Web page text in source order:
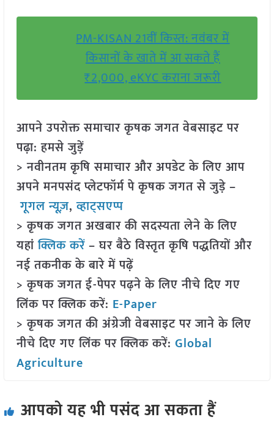
PM-KISAN 21वीं किस्त: नवंबर में
किसानों के खाते में आ सकते हैं
₹2,000, eKYC कराना जरूरी
आपने उपरोक्त समाचार कृषक जगत वेबसाइट पर
पढ़ा: हमसे जुड़ें
> नवीनतम कृषि समाचार और अपडेट के लिए आप
अपने मनपसंद प्लेटफॉर्म पे कृषक जगत से जुड़े –
गूगल न्यूज़,व्हाट्सएप्प
> कृषक जगत अखबार की सदस्यता लेने के लिए
यहांक्लिक करें– घर बैठे विस्तृत कृषि पद्धतियों और
नई तकनीक के बारे में पढ़ें
> कृषक जगत ई-पेपर पढ़ने के लिए नीचे दिए गए
लिंक पर क्लिक करें: E-Paper
> कृषक जगत की अंग्रेजी वेबसाइट पर जाने के लिए
नीचे दिए गए लिंक पर क्लिक करें: Global
Agriculture
आपको यह भी पसंद आ सकता हैं